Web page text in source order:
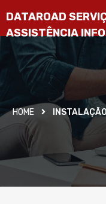
HOME